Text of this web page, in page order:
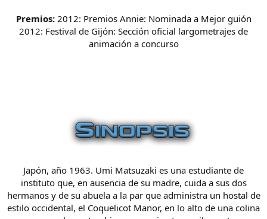
Premios:2012: Premios Annie: Nominada a Mejor guión
2012: Festival de Gijón: Sección oficial largometrajes de
animación a concurso
Japón, año 1963. Umi Matsuzaki es una estudiante de
instituto que, en ausencia de su madre, cuida a sus dos
hermanos y de su abuela a la par que administra un hostal de
estilo occidental, el Coquelicot Manor, en lo alto de una colina